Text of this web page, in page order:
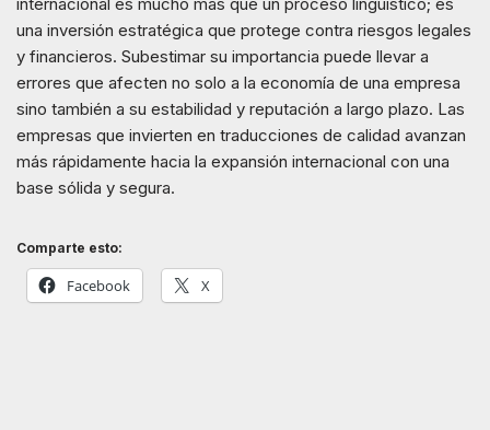
una inversión estratégica que protege contra riesgos legales
y financieros. Subestimar su importancia puede llevar a
errores que afecten no solo a la economía de una empresa
sino también a su estabilidad y reputación a largo plazo. Las
empresas que invierten en traducciones de calidad avanzan
más rápidamente hacia la expansión internacional con una
base sólida y segura.
Comparte esto:
Facebook X